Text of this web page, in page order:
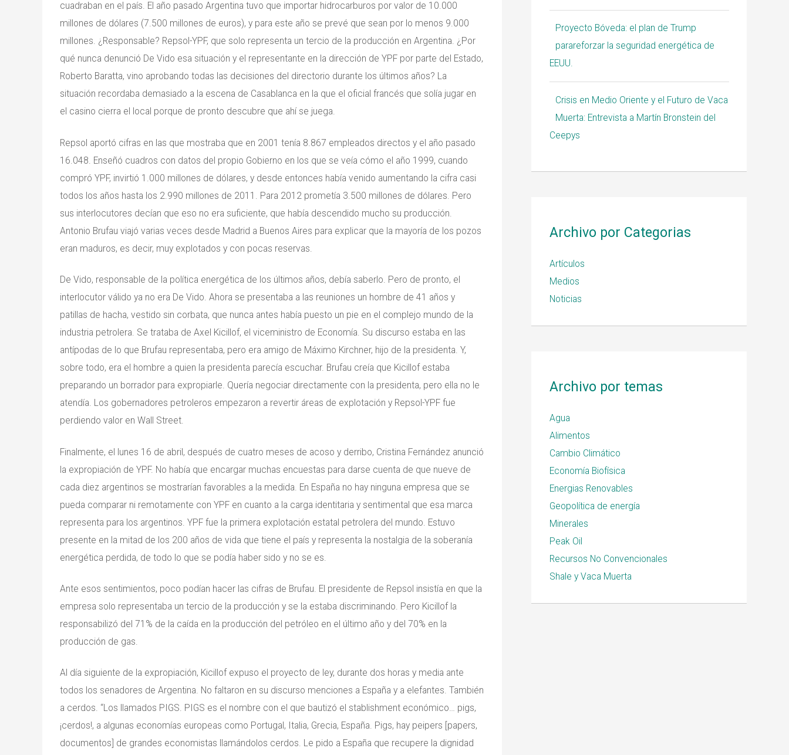
cuadraban en el país. El año pasado Argentina tuvo que importar hidrocarburos por valor de 10.000
millones de dólares (7.500 millones de euros), y para este año se prevé que sean por lo menos 9.000
millones. ¿Responsable? Repsol-YPF, que solo representa un tercio de la producción en Argentina. ¿Por
qué nunca denunció De Vido esa situación y el representante en la dirección de YPF por parte del Estado,
Roberto Baratta, vino aprobando todas las decisiones del directorio durante los últimos años? La
situación recordaba demasiado a la escena de Casablanca en la que el oficial francés que solía jugar en
el casino cierra el local porque de pronto descubre que ahí se juega.
Repsol aportó cifras en las que mostraba que en 2001 tenía 8.867 empleados directos y el año pasado
16.048. Enseñó cuadros con datos del propio Gobierno en los que se veía cómo el año 1999, cuando
compró YPF, invirtió 1.000 millones de dólares, y desde entonces había venido aumentando la cifra casi
todos los años hasta los 2.990 millones de 2011. Para 2012 prometía 3.500 millones de dólares. Pero
sus interlocutores decían que eso no era suficiente, que había descendido mucho su producción.
Antonio Brufau viajó varias veces desde Madrid a Buenos Aires para explicar que la mayoría de los pozos
eran maduros, es decir, muy explotados y con pocas reservas.
De Vido, responsable de la política energética de los últimos años, debía saberlo. Pero de pronto, el
interlocutor válido ya no era De Vido. Ahora se presentaba a las reuniones un hombre de 41 años y
patillas de hacha, vestido sin corbata, que nunca antes había puesto un pie en el complejo mundo de la
industria petrolera. Se trataba de Axel Kicillof, el viceministro de Economía. Su discurso estaba en las
antípodas de lo que Brufau representaba, pero era amigo de Máximo Kirchner, hijo de la presidenta. Y,
sobre todo, era el hombre a quien la presidenta parecía escuchar. Brufau creía que Kicillof estaba
preparando un borrador para expropiarle. Quería negociar directamente con la presidenta, pero ella no le
atendía. Los gobernadores petroleros empezaron a revertir áreas de explotación y Repsol-YPF fue
perdiendo valor en Wall Street.
Finalmente, el lunes 16 de abril, después de cuatro meses de acoso y derribo, Cristina Fernández anunció
la expropiación de YPF. No había que encargar muchas encuestas para darse cuenta de que nueve de
cada diez argentinos se mostrarían favorables a la medida. En España no hay ninguna empresa que se
pueda comparar ni remotamente con YPF en cuanto a la carga identitaria y sentimental que esa marca
representa para los argentinos. YPF fue la primera explotación estatal petrolera del mundo. Estuvo
presente en la mitad de los 200 años de vida que tiene el país y representa la nostalgia de la soberanía
energética perdida, de todo lo que se podía haber sido y no se es.
Ante esos sentimientos, poco podían hacer las cifras de Brufau. El presidente de Repsol insistía en que la
empresa solo representaba un tercio de la producción y se la estaba discriminando. Pero Kicillof la
responsabilizó del 71% de la caída en la producción del petróleo en el último año y del 70% en la
producción de gas.
Al día siguiente de la expropiación, Kicillof expuso el proyecto de ley, durante dos horas y media ante
todos los senadores de Argentina. No faltaron en su discurso menciones a España y a elefantes. También
a cerdos. “Los llamados PIGS. PIGS es el nombre con el que bautizó el stablishment económico… pigs,
¡cerdos!, a algunas economías europeas como Portugal, Italia, Grecia, España. Pigs, hay peipers [papers,
documentos] de grandes economistas llamándolos cerdos. Le pido a España que recupere la dignidad
Proyecto Bóveda: el plan de Trump
parareforzar la seguridad energética de
EEUU.
Crisis en Medio Oriente y el Futuro de Vaca
Muerta: Entrevista a Martín Bronstein del
Ceepys
Archivo por Categorias
Artículos
Medios
Noticias
Archivo por temas
Agua
Alimentos
Cambio Climático
Economía Biofísica
Energias Renovables
Geopolítica de energía
Minerales
Peak Oil
Recursos No Convencionales
Shale y Vaca Muerta